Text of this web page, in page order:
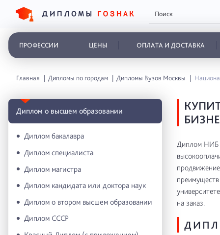
ПРОФЕССИИ ЦЕНЫ ОПЛАТА И ДОСТАВКА
Главная Дипломы по городам Дипломы Вузов Москвы
Диплом о высшем образовании
Диплом бакалавра
Диплом специалиста
Диплом магистра
Диплом кандидата или доктора наук
Диплом о втором высшем образовании
Диплом СССР
Диплом НИБ
на заказ.